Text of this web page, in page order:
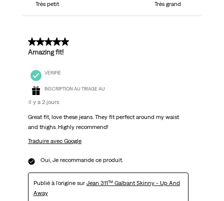
Très petit
Très grand
5 sur 5 étoiles.
Amazing fit!
VÉRIFIÉ
INSCRIPTION AU TIRAGE AU
il y a 2 jours
Great fit, love these jeans. They fit perfect around my waist
and thighs. Highly recommend!
Traduire avec Google
Oui, Je recommande ce produit.
Publié à l'origine sur Jean 311™ Galbant Skinny - Up And
Away